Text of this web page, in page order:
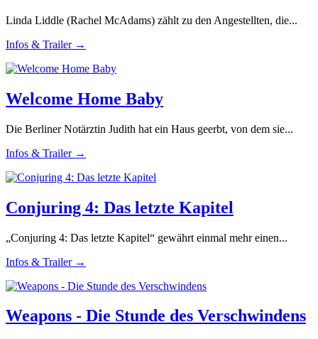
Linda Liddle (Rachel McAdams) zählt zu den Angestellten, die...
Infos & Trailer →
Welcome Home Baby
Die Berliner Notärztin Judith hat ein Haus geerbt, von dem sie...
Infos & Trailer →
Conjuring 4: Das letzte Kapitel
„Conjuring 4: Das letzte Kapitel“ gewährt einmal mehr einen...
Infos & Trailer →
Weapons - Die Stunde des Verschwindens